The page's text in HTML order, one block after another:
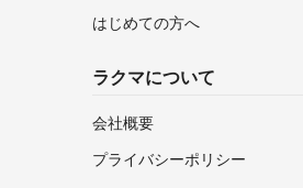
はじめての方へ
ラクマについて
会社概要
プライバシーポリシー